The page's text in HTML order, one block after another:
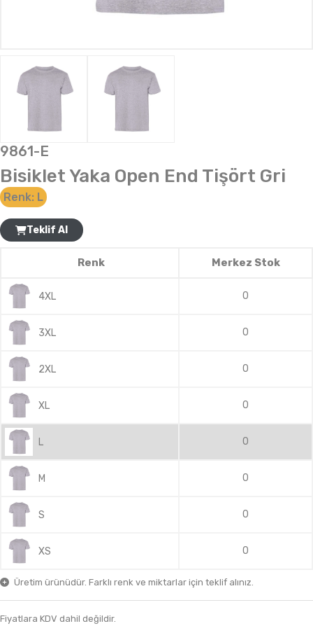
9861-E
Bisiklet Yaka Open End Tişört Gri
Renk: L
Teklif Al
Renk Merkez Stok
4XL 0
3XL 0
2XL 0
XL 0
L 0
M 0
S 0
XS 0
Üretim ürünüdür. Farklı renk ve miktarlar için teklif alınız.
Fiyatlara KDV dahil değildir.